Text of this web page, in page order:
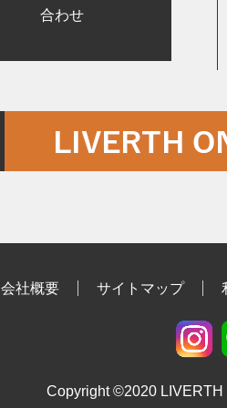
合わせ
会社概要 サイトマップ
Copyright ©2020 LIVERTH